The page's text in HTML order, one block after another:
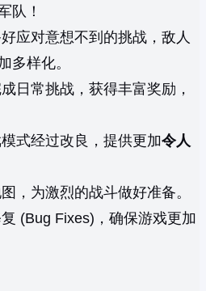
队！
应对意想不到的挑战，敌人
多样化。
日常挑战，获得丰富奖励，
式经过改良，提供更加令人
，为激烈的战斗做好准备。
(Bug Fixes)，确保游戏更加